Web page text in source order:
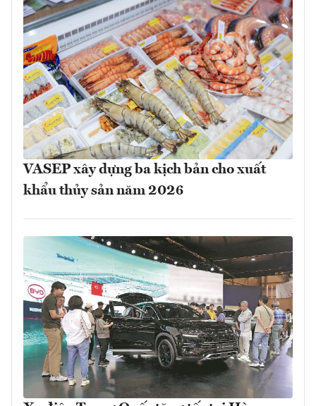
VASEP xây dựng ba kịch bản cho xuất
khẩu thủy sản năm 2026